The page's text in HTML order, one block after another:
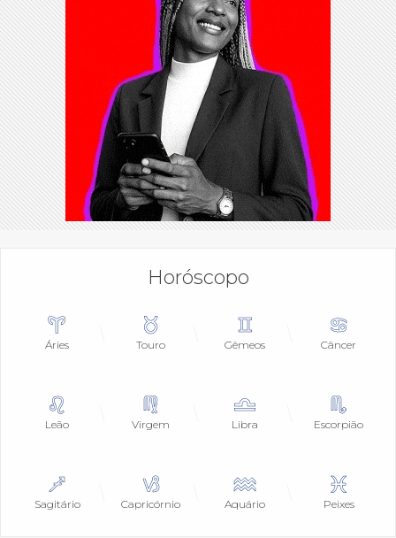
Horóscopo
Áries Touro Gêmeos Câncer
Leão Virgem Libra Escorpião
Sagitário Capricórnio Aquário Peixes